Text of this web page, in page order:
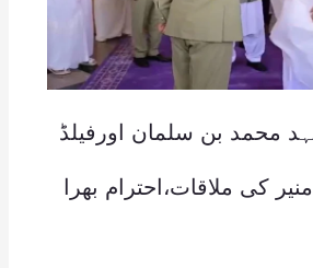
محمد بن سلمان اورفیلڈ
کی ملاقات،احترام بھرا